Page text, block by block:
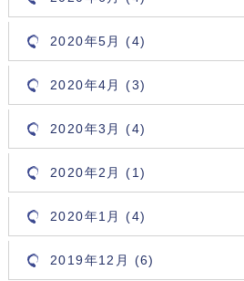
2020年5月 (4)
2020年4月 (3)
2020年3月 (4)
2020年2月 (1)
2020年1月 (4)
2019年12月 (6)